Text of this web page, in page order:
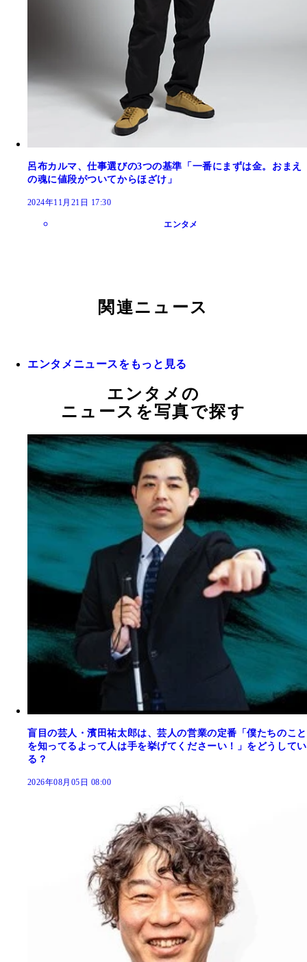
呂布カルマ、仕事選びの3つの基準「一番にまずは金。おまえ
の魂に値段がついてからほざけ」
2024年11月21日 17:30
エンタメ
関連ニュース
エンタメニュースをもっと見る
エンタメの
ニュースを写真で探す
盲目の芸人・濱田祐太郎は、芸人の営業の定番「僕たちのこと
を知ってるよって人は手を挙げてくださーい！」をどうしてい
る？
2026年08月05日 08:00